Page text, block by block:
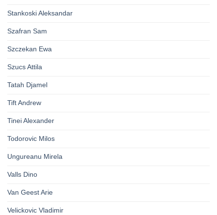
Stankoski Aleksandar
Szafran Sam
Szczekan Ewa
Szucs Attila
Tatah Djamel
Tift Andrew
Tinei Alexander
Todorovic Milos
Ungureanu Mirela
Valls Dino
Van Geest Arie
Velickovic Vladimir